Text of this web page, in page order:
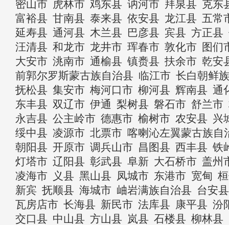
密山市 虎林市 鸡东县 讷河市 拜泉县 克东
富裕县 甘南县 泰来县 依安县 龙江县 五常
延寿县 通河县 木兰县 巴彦县 宾县 方正县
汪清县 和龙市 龙井市 珲春市 敦化市 图们
大安市 洮南市 通榆县 镇赉县 扶余市 乾安
前郭尔罗斯蒙古族自治县 临江市 长白朝鲜
抚松县 集安市 梅河口市 柳河县 辉南县 通
东丰县 双辽市 伊通 梨树县 磐石市 舒兰市
永吉县 公主岭市 德惠市 榆树市 农安县 兴
绥中县 凌源市 北票市 喀喇沁左翼蒙古族自
朝阳县 开原市 调兵山市 昌图县 西丰县 铁
灯塔市 辽阳县 彰武县 阜新 大石桥市 盖州
凌海市
义县 黑山县 凤城市 东港市 宽甸
新宾 抚顺县 海城市 岫岩满族自治县 台安县
瓦房店市 长海县 新民市 法库县 康平县 汾
交口县 中山县 方山县 岚县 石楼县 柳林县